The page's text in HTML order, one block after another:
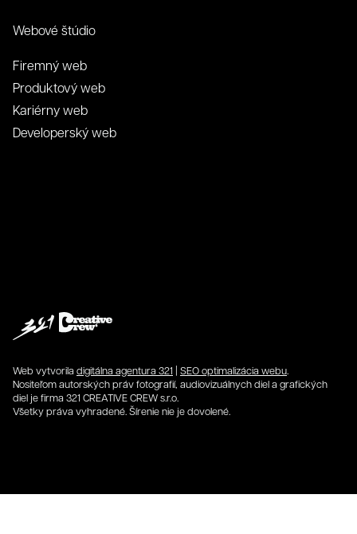
Webové štúdio
Firemný web
Produktový web
Kariérny web
Developerský web
Web vytvorila digitálna agentura 321 | SEO optimalizácia webu.
Nositeľom autorských práv fotografií, audiovizuálnych diel a grafických
diel je firma 321 CREATIVE CREW s.r.o.
Všetky práva vyhradené. Šírenie nie je dovolené.